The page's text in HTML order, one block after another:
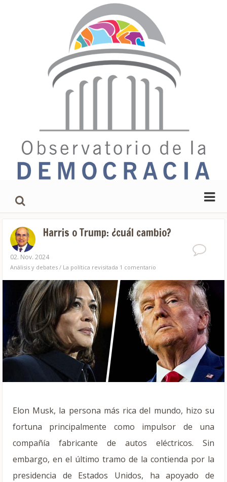
Harris o Trump: ¿cuál cambio?
02. Nov. 2024
Análisis y debates / La política revisitada 1 comentario
Elon Musk, la persona más rica del mundo, hizo su
fortuna principalmente como impulsor de una
compañía fabricante de autos eléctricos. Sin
embargo, en el último tramo de la contienda por la
presidencia de Estados Unidos, ha apoyado de